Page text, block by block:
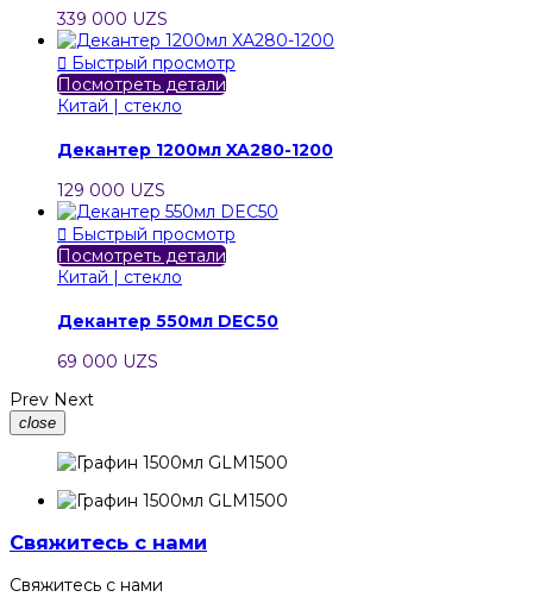
339 000 UZS
 Быстрый просмотр
Посмотреть детали
Китай | стекло
Декантер 1200мл XA280-1200
129 000 UZS
 Быстрый просмотр
Посмотреть детали
Китай | стекло
Декантер 550мл DEC50
69 000 UZS
Prev Next
close
Свяжитесь с нами
Свяжитесь с нами